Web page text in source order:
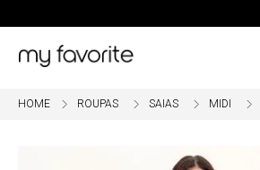
ROUPAS SAIAS MIDI